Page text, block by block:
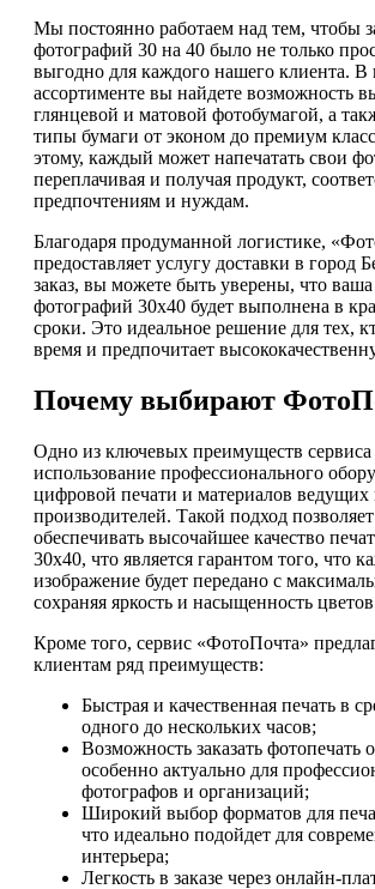
Мы постоянно работаем над тем, чтобы
фотографий 30 на 40 было не только
выгодно для каждого нашего клиента.
ассортименте вы найдете возможность
глянцевой и матовой фотобумагой, а
типы бумаги от эконом до премиум
этому, каждый может напечатать свои
переплачивая и получая продукт,
предпочтениям и нуждам.
Благодаря продуманной логистике,
предоставляет услугу доставки в город
заказ, вы можете быть уверены, что ваша
фотографий 30х40 будет выполнена в
сроки. Это идеальное решение для тех,
время и предпочитает
Почему выбирают
Одно из ключевых преимуществ
использование профессионального
цифровой печати и материалов
производителей. Такой подход
обеспечивать высочайшее качество
30х40, что является гарантом того, что
изображение будет передано с
сохраняя яркость и насыщенность
Кроме того, сервис «ФотоПочта»
клиентам ряд преимуществ:
Быстрая и качественная печать в
одного до нескольких часов;
Возможность заказать фотопечать
особенно актуально для
фотографов и организаций;
Широкий выбор форматов для
что идеально подойдет для
интерьера;
Легкость в заказе через онлайн-